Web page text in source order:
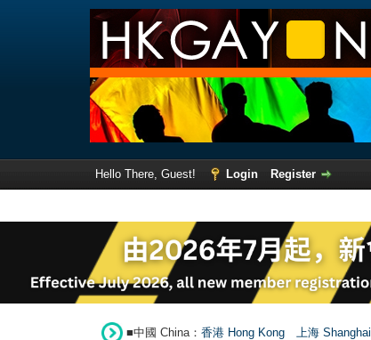
Hello There, Guest! Login
Register
■中國 China： 香港 Hong Kong 上海 Shanghai